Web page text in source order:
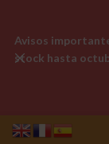
Avisos
stock hasta